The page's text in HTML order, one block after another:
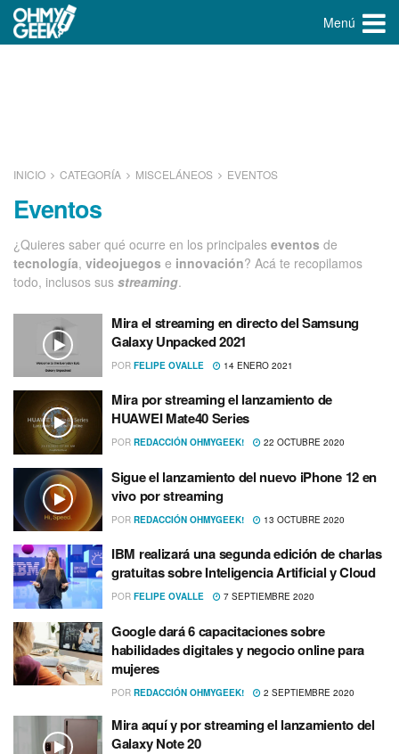
Menú
INICIO CATEGORÍA MISCELÁNEOS EVENTOS
Eventos
¿Quieres saber qué ocurre en los principales eventos de
tecnologí­a, videojuegos e innovación? Acá te recopilamos
todo, inclusos sus streaming.
Mira el streaming en directo del Samsung
Galaxy Unpacked 2021
POR FELIPE OVALLE 14 ENERO 2021
Mira por streaming el lanzamiento de
HUAWEI Mate40 Series
POR REDACCIÓN OHMYGEEK! 22 OCTUBRE 2020
Sigue el lanzamiento del nuevo iPhone 12 en
vivo por streaming
POR REDACCIÓN OHMYGEEK! 13 OCTUBRE 2020
IBM realizará una segunda edición de charlas
gratuitas sobre Inteligencia Artificial y Cloud
POR FELIPE OVALLE 7 SEPTIEMBRE 2020
Google dará 6 capacitaciones sobre
habilidades digitales y negocio online para
mujeres
POR REDACCIÓN OHMYGEEK! 2 SEPTIEMBRE 2020
Mira aquí­ y por streaming el lanzamiento del
Galaxy Note 20